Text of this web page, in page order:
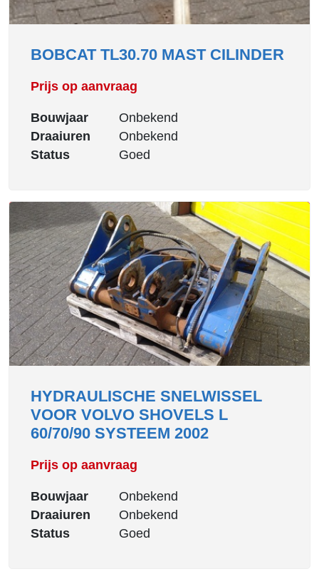
BOBCAT TL30.70 MAST CILINDER
Prijs op aanvraag
Bouwjaar
Onbekend
Draaiuren
Onbekend
Status
Goed
HYDRAULISCHE SNELWISSEL
VOOR VOLVO SHOVELS L
60/70/90 SYSTEEM 2002
Prijs op aanvraag
Bouwjaar
Onbekend
Draaiuren
Onbekend
Status
Goed